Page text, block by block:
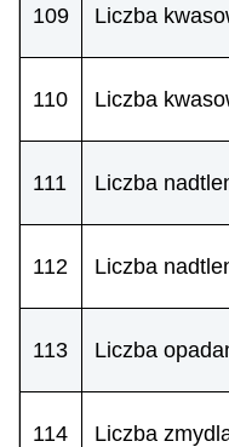
109 Liczba
110 Liczba
111 Liczba
112 Liczba
113 Liczba
114 Liczba